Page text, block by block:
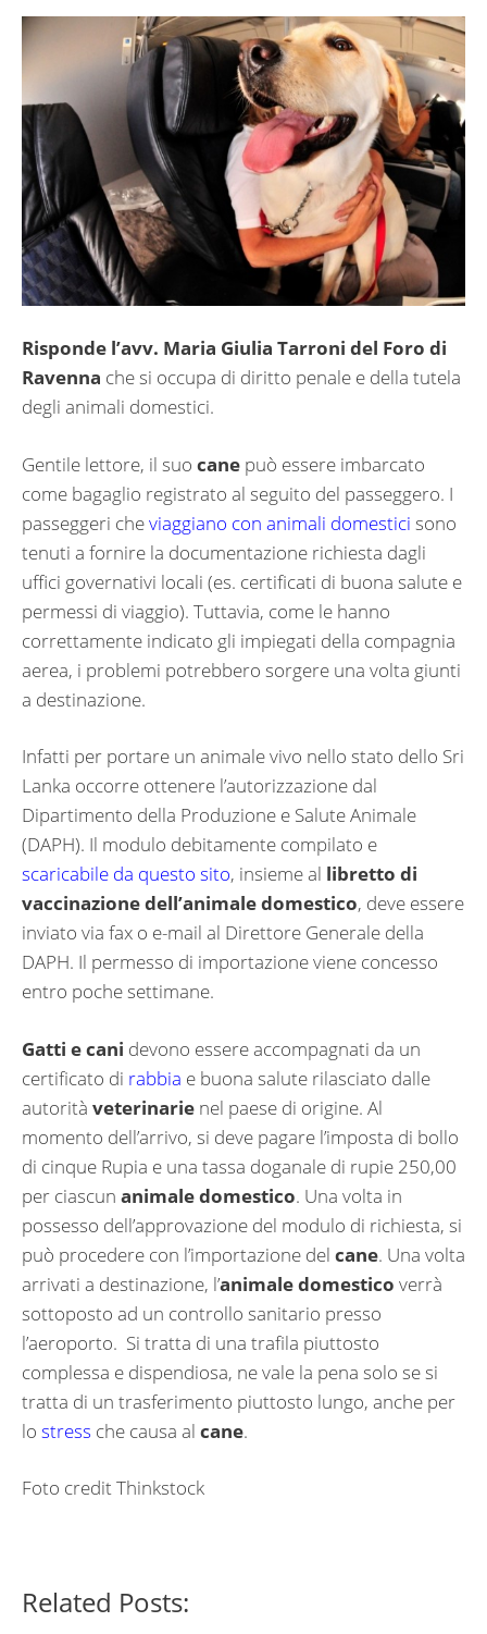
Risponde l’avv. Maria Giulia Tarroni del Foro di
Ravenna che si occupa di diritto penale e della tutela
degli animali domestici.
Gentile lettore, il suo cane può essere imbarcato
come bagaglio registrato al seguito del passeggero. I
passeggeri cheviaggiano con animali domestici sono
tenuti a fornire la documentazione richiesta dagli
uffici governativi locali (es. certificati di buona salute e
permessi di viaggio). Tuttavia, come le hanno
correttamente indicato gli impiegati della compagnia
aerea, i problemi potrebbero sorgere una volta giunti
a destinazione.
Infatti per portare un animale vivo nello stato dello Sri
Lanka occorre ottenere l’autorizzazione dal
Dipartimento della Produzione e Salute Animale
(DAPH). Il modulo debitamente compilato e
scaricabile da questo sito, insieme al libretto di
vaccinazione dell’animaledomestico, deve essere
inviato via fax o e-mail al Direttore Generale della
DAPH. Il permesso di importazione viene concesso
entro poche settimane.
Gatti e cani devono essere accompagnati da un
certificato di rabbia e buona salute rilasciato dalle
autorità veterinarie nel paese di origine. Al
momento dell’arrivo, si deve pagare l’imposta di bollo
di cinque Rupia e una tassa doganale di rupie 250,00
per ciascun animale domestico. Una volta in
possesso dell’approvazione del modulo di richiesta, si
può procedere con l’importazione del cane. Una volta
arrivati a destinazione, l’animale domestico verrà
sottoposto ad un controllo sanitario presso
l’aeroporto. Si tratta di una trafila piuttosto
complessa e dispendiosa, ne vale la pena solo se si
tratta di un trasferimento piuttosto lungo, anche per
lo stress che causa al cane.
Foto credit Thinkstock
Related Posts: